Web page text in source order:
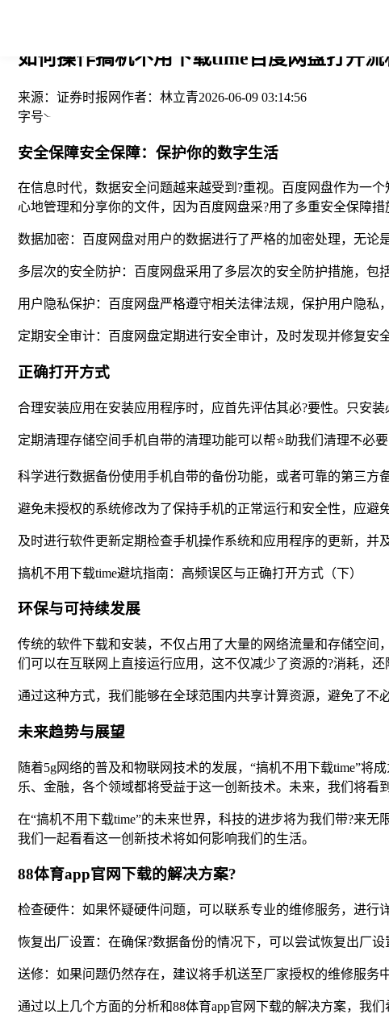
如何操作搞机不用下载time百度网盘打开
来源： 证券时报网作者： 林立青2026-06-09 03:14:56
字号
安全保障安全保障：保护你的数字生活
在信息时代，数据安全问题越来越受到?重视。百度网盘作为一
心地管理和分享你的文件，因为百度网盘采?用了多重安全保障措
数据加密：百度网盘对用户的数据进行了严格的加密处理，无论
多层次的安全防护：百度网盘采用了多层次的安全防护措施，包
用户隐私保护：百度网盘严格遵守相关法律法规，保护用户隐私
定期安全审计：百度网盘定期进行安全审计，及时发现并修复安
正确打开方式
合理安装应用在安装应用程序时，应首先评估其必?要性。只安
定期清理存储空间手机自带的清理功能可以帮⭐助我们清理不必
科学进行数据备份使用手机自带的备份功能，或者可靠的第三方
避免未授权的系统修改为了保持手机的正常运行和安全性，应避
及时进行软件更新定期检查手机操作系统和应用程序的更新，并
搞机不用下载time避坑指南：高频误区与正确打开方式（下）
环保与可持续发展
传统的软件下载和安装，不仅占用了大量的网络流量和存储空
们可以在互联网上直接运行应用，这不仅减少了资源的?消耗，
通过这种方式，我们能够在全球范围内共享计算资源，避免了不
未来趋势与展望
随着5g网络的普及和物联网技术的发展，“搞机不用下载time”
乐、金融，各个领域都将受益于这一创新技术。未来，我们将看
在“搞机不用下载time”的未来世界，科技的进步将为我们带?来
我们一起看看这一创新技术将如何影响我们的生活。
88体育app官网下载的解决方案?
检查硬件：如果怀疑硬件问题，可以联系专业的维修服务，进行
恢复出厂设置：在确保?数据备份的情况下，可以尝试恢复出厂设
送修：如果问题仍然存在，建议将手机送至厂家授权的维修服务
通过以上几个方面的分析和88体育app官网下载的解决方案，我